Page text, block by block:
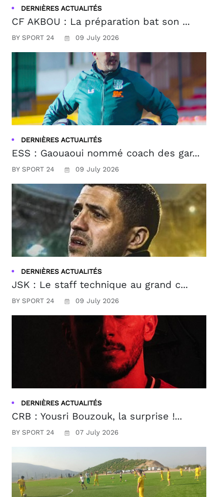
DERNIÈRES ACTUALITÉS
CF AKBOU : La préparation bat son ...
BY SPORT 24 09 July 2026
DERNIÈRES ACTUALITÉS
ESS : Gaouaoui nommé coach des gar...
BY SPORT 24 09 July 2026
DERNIÈRES ACTUALITÉS
JSK : Le staff technique au grand c...
BY SPORT 24 09 July 2026
DERNIÈRES ACTUALITÉS
CRB : Yousri Bouzouk, la surprise !...
BY SPORT 24 07 July 2026